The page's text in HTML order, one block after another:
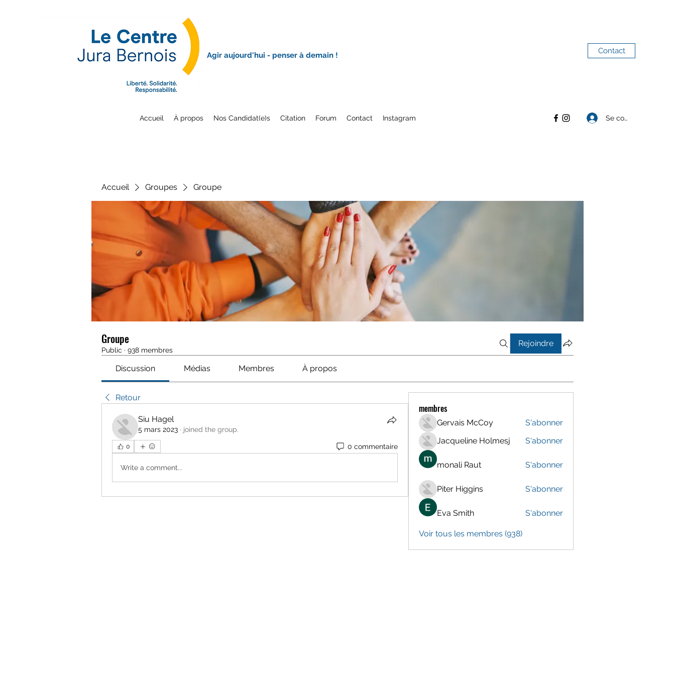
Agir aujourd'hui - penser à demain ! Contact
Accueil À propos Nos Candidat(e)s Citation Forum Contact Instagram Se connecter
Accueil Groupes Groupe
Groupe
Public · 938 membres
Rejoindre
Discussion Médias Membres À propos
Retour
Siu Hagel
5 mars 2023 · joined the group.
0 0 commentaire
Write a comment...
membres
Gervais McCoy
S'abonner
Jacqueline Holmesj
S'abonner
monali Raut S'abonner
Piter Higgins S'abonner
Eva Smith S'abonner
Voir tous les membres (938)